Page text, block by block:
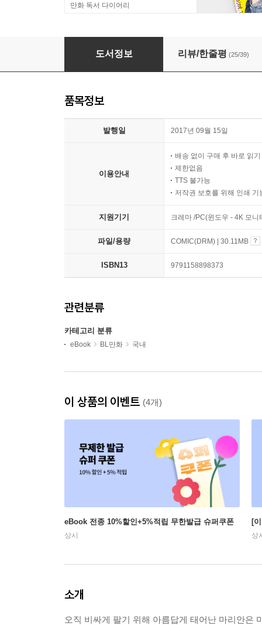
만화 독서 다이어리
도서정보 리뷰/한줄평 (25/39)
품목정보
발행일 2017년 09월 15일
이용안내
배송 없이 구매 후 바로 읽기
제한없음
TTS 불가능
저작권 보호를 위해 인쇄 기
지원기기 크레마 /PC(윈도우 - 4K 모
파일/용량 COMIC(DRM) | 30.11MB
ISBN13 9791158898373
관련분류
카테고리 분류
eBook BL만화 국내
이 상품의 이벤트 (4개)
eBook 전종 10%할인+5%적립 무한발급 슈퍼쿠폰
상시
[
상
소개
오직 비싸게 팔기 위해 아름답게 태어난 마리안은